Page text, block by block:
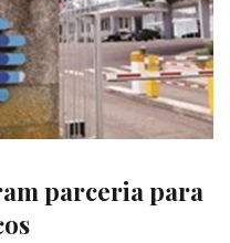
parceria para